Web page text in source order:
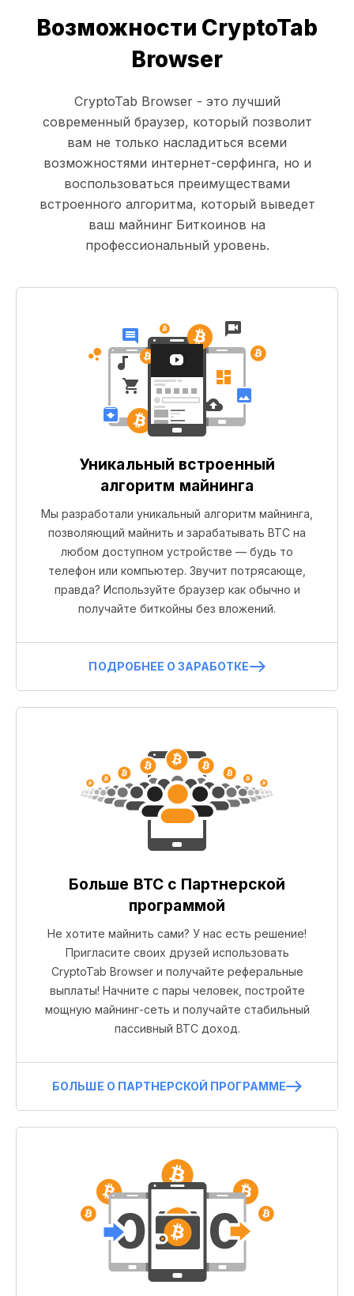
Возможности CryptoTab
Browser
CryptoTab Browser - это лучший
современный браузер, который позволит
вам не только насладиться всеми
возможностями интернет-серфинга, но и
воспользоваться преимуществами
встроенного алгоритма, который выведет
ваш майнинг Биткоинов на
профессиональный уровень.
Уникальный встроенный
алгоритм майнинга
Мы разработали уникальный алгоритм майнинга,
позволяющий майнить и зарабатывать BTC на
любом доступном устройстве — будь то
телефон или компьютер. Звучит потрясающе,
правда? Используйте браузер как обычно и
получайте биткойны без вложений.
ПОДРОБНЕЕ О ЗАРАБОТКЕ
Больше BTC с Партнерской
программой
Не хотите майнить сами? У нас есть решение!
Пригласите своих друзей использовать
CryptoTab Browser и получайте реферальные
выплаты! Начните с пары человек, постройте
мощную майнинг-сеть и получайте стабильный
пассивный BTC доход.
БОЛЬШЕ О ПАРТНЕРСКОЙ ПРОГРАММЕ